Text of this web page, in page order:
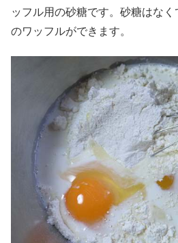
ッフル用の砂糖です。砂糖はな
のワッフルができます。